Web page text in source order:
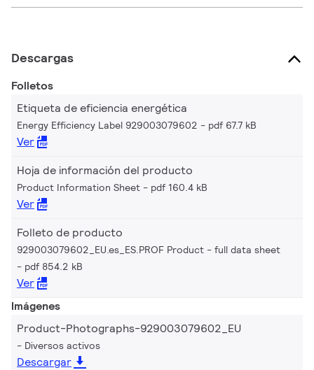
Descargas
Folletos
Etiqueta de eficiencia energética
Energy Efficiency Label 929003079602 pdf 67.7 kB
Ver
Hoja de información del producto
Product Information Sheet pdf 160.4 kB
Ver
Folleto de producto
929003079602_EU.es_ES.PROF Product - full data sheet
pdf 854.2 kB
Ver
Imágenes
Product-Photographs-929003079602_EU
Diversos activos
Descargar